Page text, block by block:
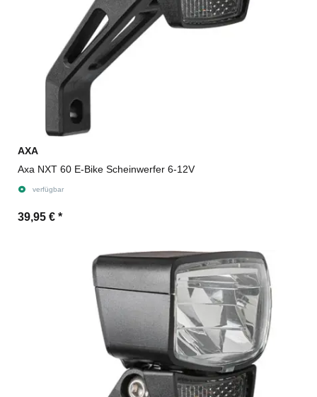
AXA
Axa NXT 60 E-Bike Scheinwerfer 6-12V
verfügbar
39,95 € *